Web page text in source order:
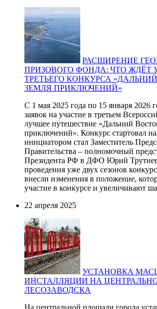
РАСШИРЕНИЕ
ПРИЗОВОГО ФОНДА: ЧТО ЖДЁТ
ТРЕТЬЕГО КОНКУРСА
ЗЕМЛЯ ПРИКЛЮЧЕНИЙ»
С 1 мая 2025 года по 15 января 2026
заявок на участие в третьем
лучшее путешествие «Дальний
приключений». Конкурс стартовал
инициатором стал Заместитель
Правительства – полномочный
Президента РФ в ДФО Юрий
проведения уже двух сезонов
внесли изменения в положение,
участие в конкурсе и увеличивают
22 апреля 2025
УСТАНОВКА
ИНСТАЛЛЯЦИИ НА
ЛЕСОЗАВОДСКА